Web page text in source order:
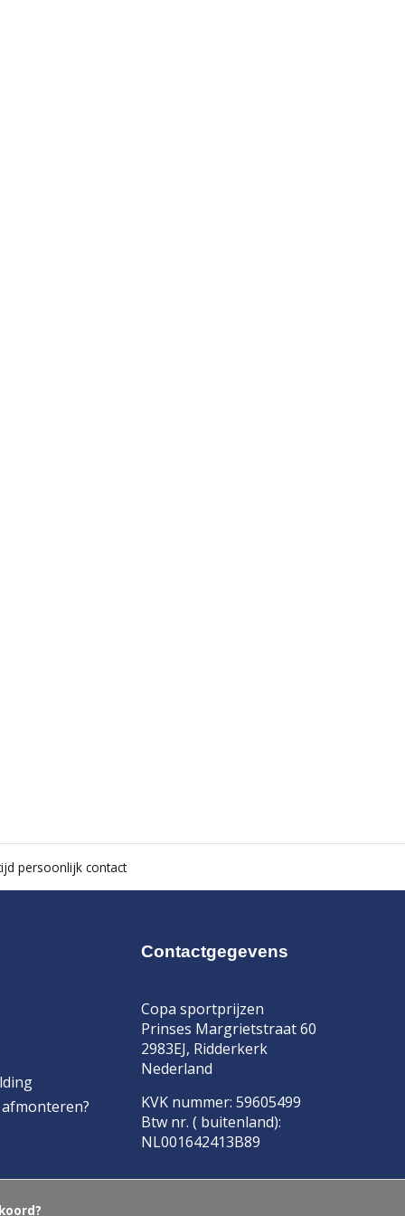
persoonlijk contact
Contactgegevens
Copa sportprijzen
Prinses Margrietstraat 60
2983EJ, Ridderkerk
Nederland
KVK nummer: 59605499
Btw nr. ( buitenland):
NL001642413B89